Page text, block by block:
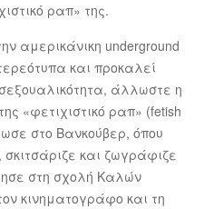
ραπ» της.
αμερικάνικη underground
και προκαλεί
άλλωστε η
«φετιχιστικό ραπ» (fetish
στο Βανκούβερ, όπου
και ζωγράφιζε
στη σχολή Καλών
κινηματογράφο και τη